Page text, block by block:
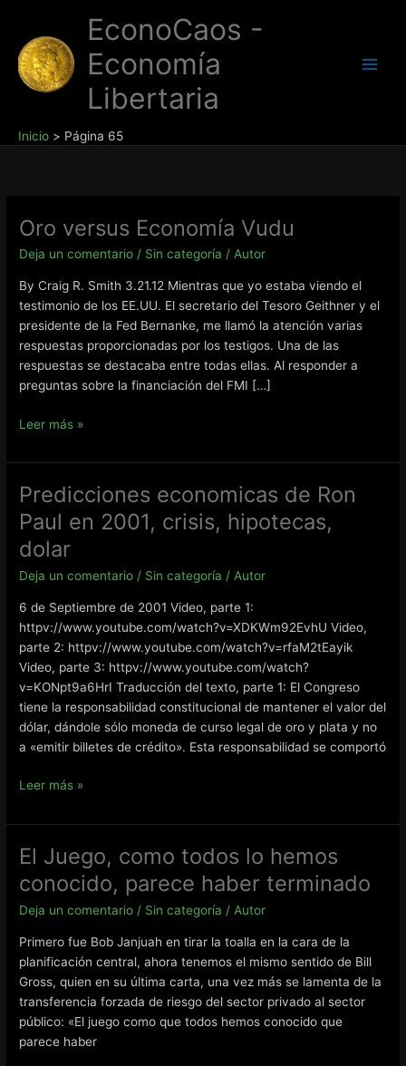
contenido
EconoCaos -
Economía
Libertaria
Inicio Página 65
Oro versus Economía Vudu
Deja un comentario / Sin categoría /Autor
By Craig R. Smith 3.21.12 Mientras que yo estaba viendo el
testimonio de los EE.UU. El secretario del Tesoro Geithner y el
presidente de la Fed Bernanke, me llamó la atención varias
respuestas proporcionadas por los testigos. Una de las
respuestas se destacaba entre todas ellas. Al responder a
preguntas sobre la financiación del FMI […]
Oro
Economía
Vudu
Leer más »
Predicciones economicas de Ron
Paul en 2001, crisis, hipotecas,
dolar
Deja un comentario / Sin categoría /Autor
6 de Septiembre de 2001 Video, parte 1:
httpv://www.youtube.com/watch?v=XDKWm92EvhU Video,
parte 2: httpv://www.youtube.com/watch?v=rfaM2tEayik
Video, parte 3: httpv://www.youtube.com/watch?
v=KONpt9a6HrI Traducción del texto, parte 1: El Congreso
tiene la responsabilidad constitucional de mantener el valor del
dólar, dándole sólo moneda de curso legal de oro y plata y no
a «emitir billetes de crédito». Esta responsabilidad se comportó
Predicciones
de
Ron
Paul
en
2001,
hipotecas,
dolar
Leer más »
El Juego, como todos lo hemos
conocido, parece haber terminado
Deja un comentario / Sin categoría / Autor
Primero fue Bob Janjuah en tirar la toalla en la cara de la
planificación central, ahora tenemos el mismo sentido de Bill
Gross, quien en su última carta, una vez más se lamenta de la
transferencia forzada de riesgo del sector privado al sector
público: «El juego como que todos hemos conocido que
parece haber